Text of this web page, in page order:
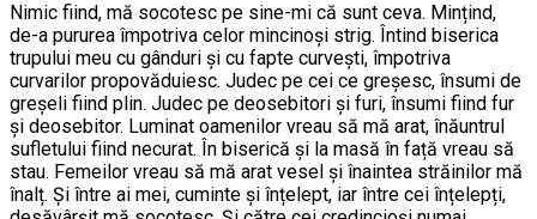
Nimic fiind, mă socotesc pe sine-mi că sunt ceva. Mințind,
de-a pururea împotriva celor mincinoși strig. Întind biserica
trupului meu cu gânduri și cu fapte curvești, împotriva
curvarilor propovăduiesc. Judec pe cei ce greșesc, însumi de
greșeli fiind plin. Judec pe deosebitori și furi, însumi fiind fur
și deosebitor. Luminat oamenilor vreau să mă arat, înăuntrul
sufletului fiind necurat. În biserică și la masă în față vreau să
stau. Femeilor vreau să mă arat vesel și înaintea străinilor mă
înalț. Și între ai mei, cuminte și înțelept, iar între cei înțelepți,